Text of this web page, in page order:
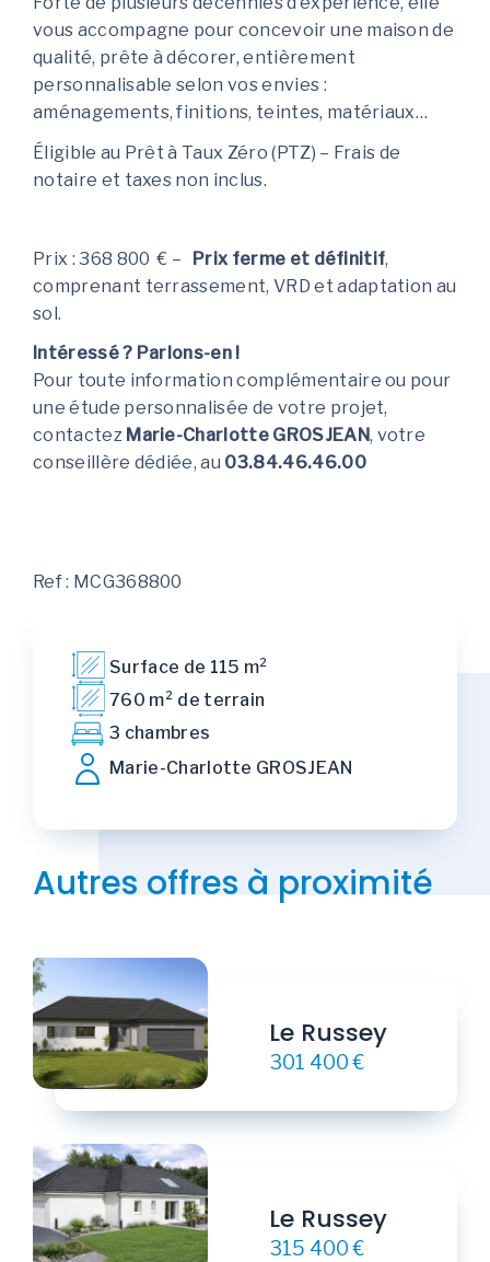
vous accompagne pour concevoir une maison de
qualité, prête à décorer, entièrement
personnalisable selon vos envies :
aménagements, finitions, teintes, matériaux…
Éligible au Prêt à Taux Zéro (PTZ) – Frais de
notaire et taxes non inclus.
Prix : 368 800 € – Prix ferme et définitif,
comprenant terrassement, VRD et adaptation au
sol.
Intéressé ? Parlons-en !
Pour toute information complémentaire ou pour
une étude personnalisée de votre projet,
contactez Marie-Charlotte GROSJEAN, votre
conseillère dédiée, au 03.84.46.46.00
Ref : MCG368800
Surface de 115 m²
760 m² de terrain
3 chambres
Marie-Charlotte GROSJEAN
Autres offres à proximité
Le Russey
301 400 €
Le Russey
315 400 €